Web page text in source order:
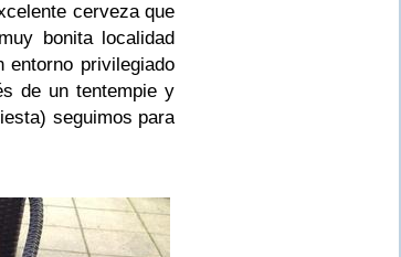
cerveza que
bonita localidad
privilegiado
de un tentempie y
seguimos para